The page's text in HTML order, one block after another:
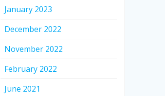
January 2023
December 2022
November 2022
February 2022
June 2021